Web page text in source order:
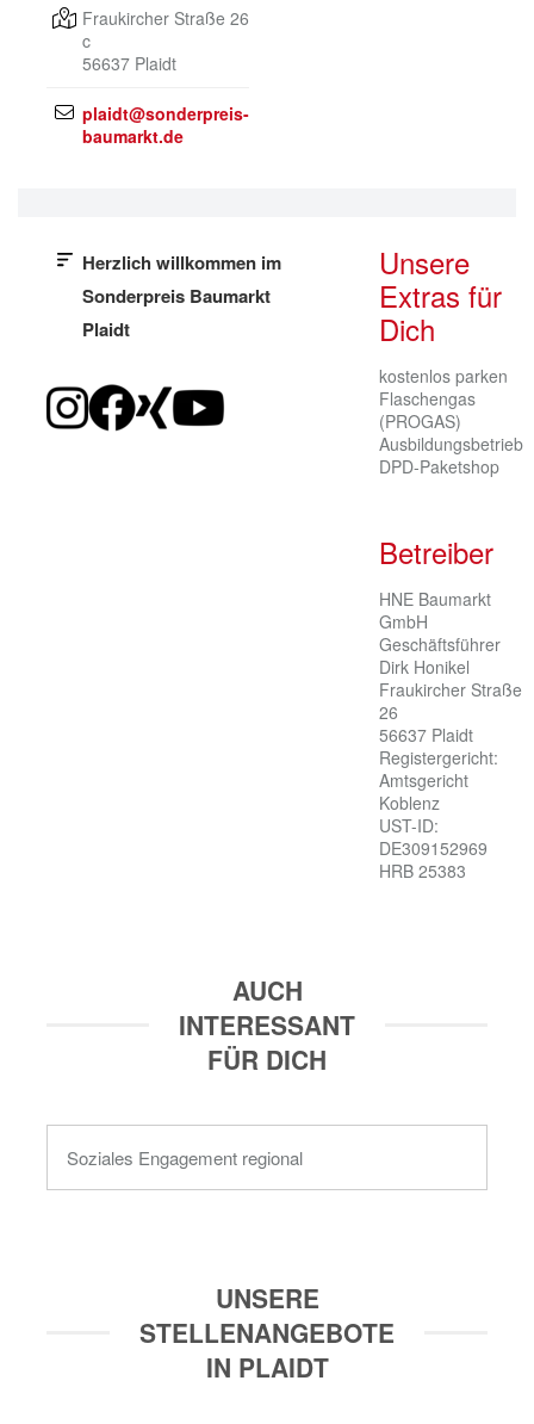
Fraukircher Straße 26
c
56637 Plaidt
plaidt@sonderpreis-
baumarkt.de
Herzlich willkommen im
Sonderpreis Baumarkt
Plaidt
Unsere
Extras für
Dich
kostenlos parken
Flaschengas
(PROGAS)
Ausbildungsbetrieb
DPD-Paketshop
Betreiber
HNE Baumarkt
GmbH
Geschäftsführer
Dirk Honikel
Fraukircher Straße
26
56637 Plaidt
Registergericht:
Amtsgericht
Koblenz
UST-ID:
DE309152969
HRB 25383
AUCH
INTERESSANT
FÜR DICH
Soziales Engagement regional
UNSERE
STELLENANGEBOTE
IN PLAIDT